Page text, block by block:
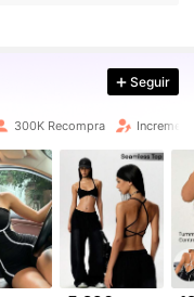
Seguir
300K Recompra